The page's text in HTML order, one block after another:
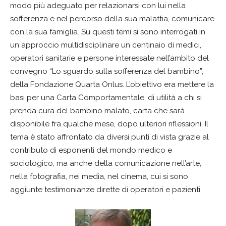
modo più adeguato per relazionarsi con lui nella
sofferenza e nel percorso della sua malattia, comunicare
con la sua famiglia. Su questi temi si sono interrogati in
un approccio multidisciplinare un centinaio di medici,
operatori sanitarie e persone interessate nell’ambito del
convegno “Lo sguardo sulla sofferenza del bambino”,
della Fondazione Quarta Onlus. L’obiettivo era mettere la
basi per una Carta Comportamentale, di utilità a chi si
prenda cura del bambino malato, carta che sarà
disponibile fra qualche mese, dopo ulteriori riflessioni. Il
tema è stato affrontato da diversi punti di vista grazie al
contributo di esponenti del mondo medico e
sociologico, ma anche della comunicazione nell’arte,
nella fotografia, nei media, nel cinema, cui si sono
aggiunte testimonianze dirette di operatori e pazienti.